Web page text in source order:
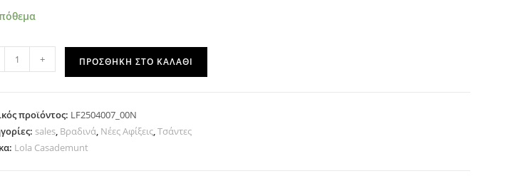
+ ΠΡΟΣΘΉΚΗ ΣΤΟ ΚΑΛΆΘΙ
προϊόντος: LF2504007_00N
sales, Βραδινά, Νέες Αφίξεις,Τσάντες
Lola Casademunt